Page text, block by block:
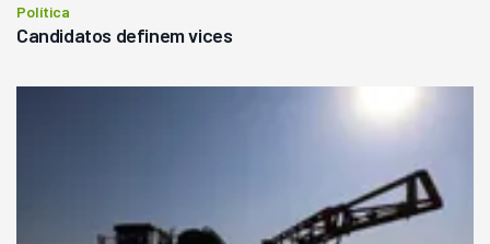
Política
Candidatos definem vices